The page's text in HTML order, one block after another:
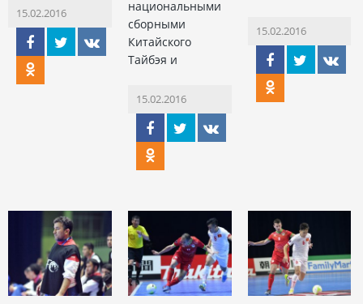
15.02.2016
национальными
сборными
Китайского
Тайбэя и
15.02.2016
15.02.2016